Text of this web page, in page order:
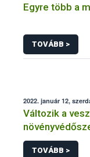
Egyre több a
TOVÁBB >
2022. január 12,
Változik a
kapcsolatos
TOVÁBB >